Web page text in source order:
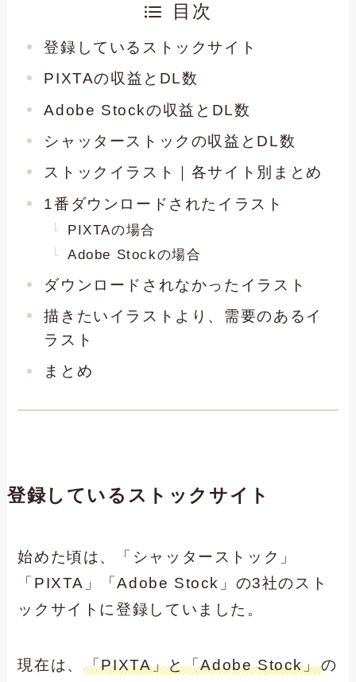
目次
登録しているストックサイト
PIXTAの収益とDL数
Adobe Stockの収益とDL数
シャッターストックの収益とDL数
ストックイラスト｜各サイト別まとめ
1番ダウンロードされたイラスト
PIXTAの場合
Adobe Stockの場合
ダウンロードされなかったイラスト
描きたいイラストより、需要のあるイ
ラスト
まとめ
登録しているストックサイト
始めた頃は、「シャッターストック」
「PIXTA」「Adobe Stock」の3社のスト
ックサイトに登録していました。
現在は、 「PIXTA」と「Adobe Stock」の